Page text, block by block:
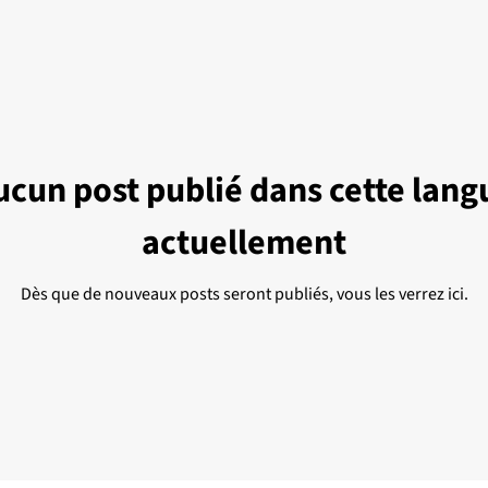
post publié dans cette
actuellement
Dès que de nouveaux posts seront publiés, vous les verrez ici.